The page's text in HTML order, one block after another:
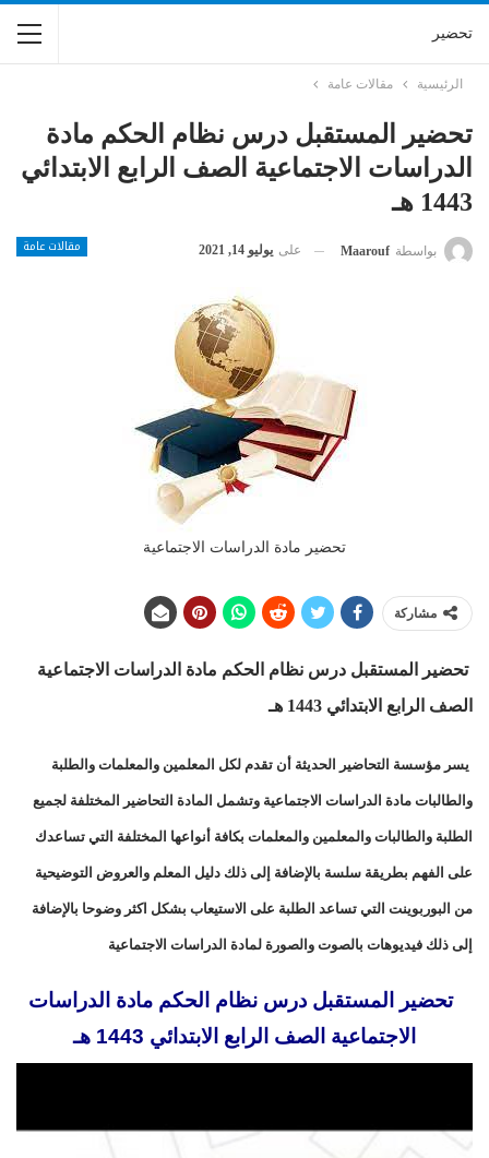
تحضير
الرئيسية مقالات عامة
تحضير المستقبل درس نظام الحكم مادة
الدراسات الاجتماعية الصف الرابع الابتدائي
1443 هـ
مقالات عامة بواسطة Maarouf على يوليو 14, 2021
تحضير مادة الدراسات الاجتماعية
مشاركة
تحضير المستقبل درس نظام الحكم مادة الدراسات الاجتماعية
الصف الرابع الابتدائي 1443 هـ
يسر مؤسسة التحاضير الحديثة أن تقدم لكل المعلمين والمعلمات والطلبة
والطالبات مادة الدراسات الاجتماعية وتشمل المادة التحاضير المختلفة لجميع
الطلبة والطالبات والمعلمين والمعلمات بكافة أنواعها المختلفة التي تساعدك
على الفهم بطريقة سلسة بالإضافة إلى ذلك دليل المعلم والعروض التوضيحية
من البوربوينت التي تساعد الطلبة على الاستيعاب بشكل اكثر وضوحا بالإضافة
إلى ذلك فيديوهات بالصوت والصورة لمادة الدراسات الاجتماعية
تحضير المستقبل درس نظام الحكم مادة الدراسات
الاجتماعية الصف الرابع الابتدائي 1443 هـ